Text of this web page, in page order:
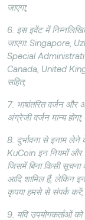
जाएगा;
6. इस इवेंट में
जाएगा: Singapore,
Special
Canada, United
सहित;
7. भाषांतरित वर्जन और
अंग्रेजी वर्जन मान्य होगा;
8. दुर्भावना से इनाम लेने
KuCoin इन नियमों और
जिसमें बिना किसी सूचना
आदि शामिल हैं, लेकिन
कृपया हमसे से संपर्क करें;
9. यदि उपयोगकर्ताओं को